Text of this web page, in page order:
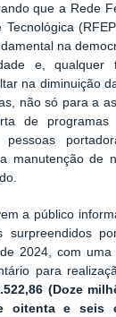
que a Rede
Tecnológica
na
e, qualquer
na diminuição
não só para a
de programas
manutenção de
a público
surpreendidos
2024, com uma
para
(Doze
oitenta e seis